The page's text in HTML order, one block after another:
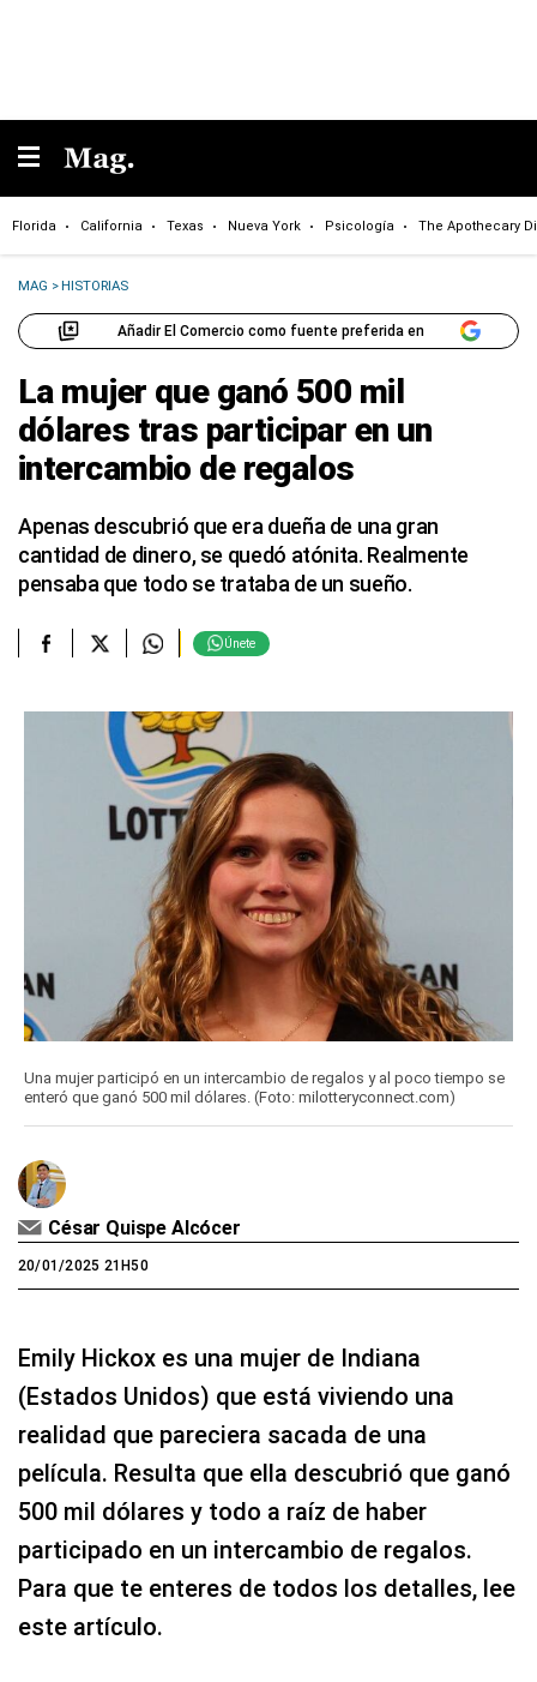
Florida California Texas Nueva York Psicología The Apothecary
MAG >HISTORIAS
Añadir El Comercio como fuente preferida en
La mujer que ganó 500 mil
dólares tras participar en un
intercambio de regalos
Apenas descubrió que era dueña de una gran
cantidad de dinero, se quedó atónita. Realmente
pensaba que todo se trataba de un sueño.
Únete
Una mujer participó en un intercambio de regalos y al poco tiempo se
enteró que ganó 500 mil dólares. (Foto: milotteryconnect.com)
César Quispe Alcócer
20/01/2025 21H50
Emily Hickox es una mujer de Indiana
(Estados Unidos) que está viviendo una
realidad que pareciera sacada de una
película. Resulta que ella descubrió que ganó
500 mil dólares y todo a raíz de haber
participado en un intercambio de regalos.
Para que te enteres de todos los detalles, lee
este artículo.